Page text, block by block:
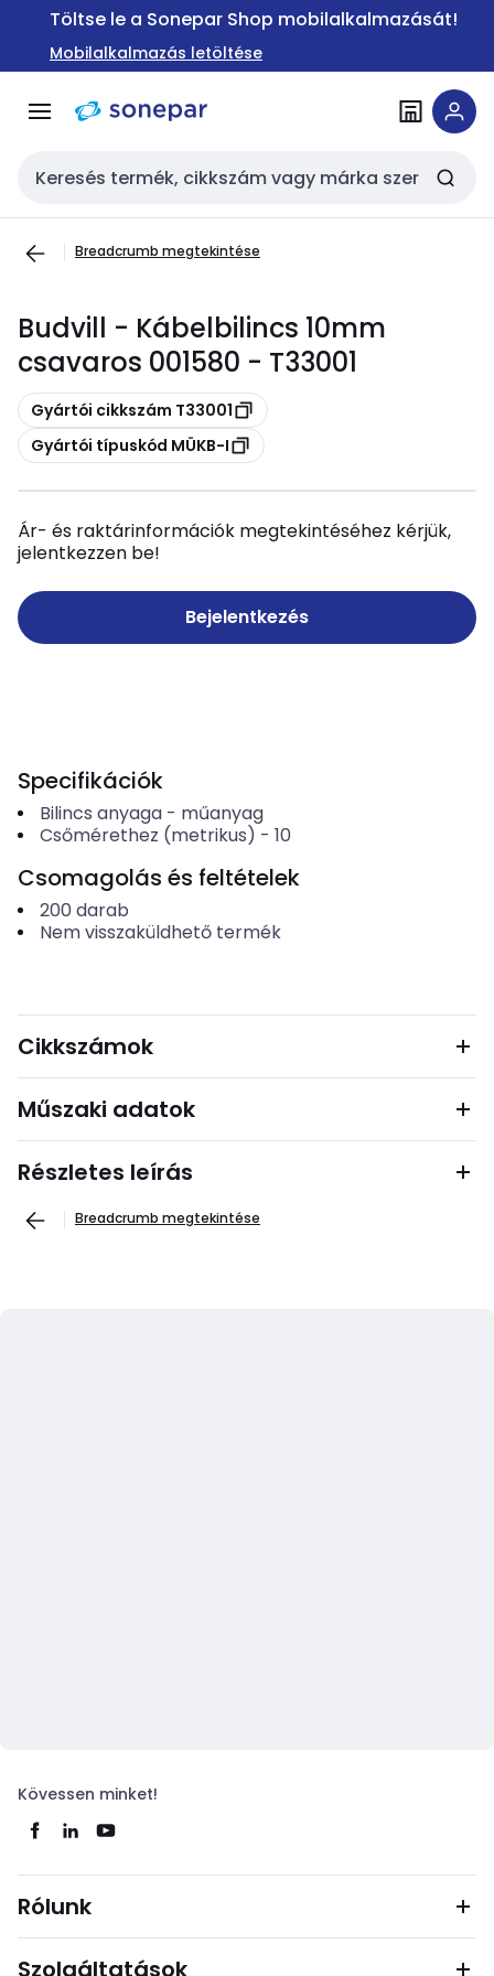
Ugrás a
Ugrás a
tartalomra
Töltse le a Sonepar Shop mobilalkalmazását!
Mobilalkalmazás letöltése
Keresési bemenet
Breadcrumb megtekintése
Budvill - Kábelbilincs 10mm
csavaros 001580 - T33001
Másolás
Gyártói cikkszám T33001
Másolás
Gyártói típuskód MÜKB-I
Ár- és raktárinformációk megtekintéséhez kérjük,
jelentkezzen be!
Bejelentkezés
Specifikációk
Bilincs anyaga- műanyag
Csőmérethez (metrikus) - 10
Csomagolás és feltételek
200 darab
Nem visszaküldhető termék
Cikkszámok
Műszaki adatok
Részletes leírás
Breadcrumb megtekintése
Kövessen minket!
Rólunk
Szolgáltatások